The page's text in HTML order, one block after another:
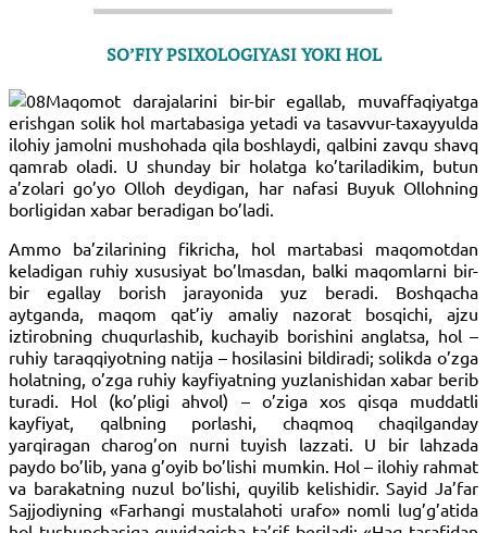
SO’FIY PSIXOLOGIYASI YOKI HOL
Maqomot darajalarini bir-bir egallab, muvaffaqiyatga
erishgan solik hol martabasiga yetadi va tasavvur-taxayyulda
ilohiy jamolni mushohada qila boshlaydi, qalbini zavqu shavq
qamrab oladi. U shunday bir holatga ko’tariladikim, butun
a’zolari go’yo Olloh deydigan, har nafasi Buyuk Ollohning
borligidan xabar beradigan bo’ladi.
Ammo ba’zilarining fikricha, hol martabasi maqomotdan
keladigan ruhiy xususiyat bo’lmasdan, balki maqomlarni bir-
bir egallay borish jarayonida yuz beradi. Boshqacha
aytganda, maqom qat’iy amaliy nazorat bosqichi, ajzu
iztirobning chuqurlashib, kuchayib borishini anglatsa, hol –
ruhiy taraqqiyotning natija – hosilasini bildiradi; solikda o’zga
holatning, o’zga ruhiy kayfiyatning yuzlanishidan xabar berib
turadi. Hol (ko’pligi ahvol) – o’ziga xos qisqa muddatli
kayfiyat, qalbning porlashi, chaqmoq chaqilganday
yarqiragan charog’on nurni tuyish lazzati. U bir lahzada
paydo bo’lib, yana g’oyib bo’lishi mumkin. Hol – ilohiy rahmat
va barakatning nuzul bo’lishi, quyilib kelishidir. Sayid Ja’far
Sajjodiyning «Farhangi mustalahoti urafo» nomli lug’g’atida